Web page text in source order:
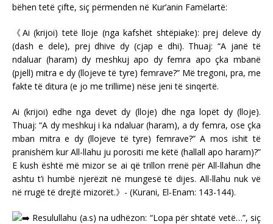
bëhen tetë çifte, siç përmenden në Kur’anin Famëlartë:
《Ai (krijoi) tetë lloje (nga kafshët shtëpiake): prej deleve dy
(dash e dele), prej dhive dy (cjap e dhi). Thuaj: “A janë të
ndaluar (haram) dy meshkuj apo dy femra apo çka mbanë
(pjell) mitra e dy (llojeve të tyre) femrave?” Më tregoni, pra, me
fakte të ditura (e jo me trillime) nëse jeni të sinqertë.
Ai (krijoi) edhe nga devet dy (lloje) dhe nga lopët dy (lloje).
Thuaj: “A dy meshkuj i ka ndaluar (haram), a dy femra, ose çka
mban mitra e dy (llojeve të tyre) femrave?” A mos ishit të
pranishëm kur All-llahu ju porositi me këtë (hallall apo haram)?”
E kush është më mizor se ai që trillon rrenë për All-llahun dhe
ashtu t’i humbë njerëzit në mungesë të dijes. All-llahu nuk vë
në rrugë të drejtë mizorët.》- (Kurani, El-Enam: 143-144).
Resulullahu (a.s) na udhëzon: “Lopa për shtatë vetë…”, siç